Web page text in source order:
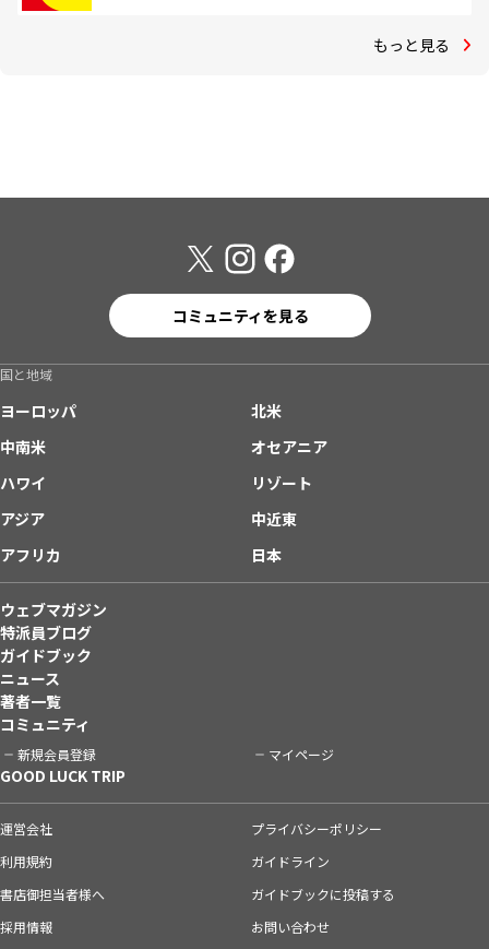
もっと見る
コミュニティを見る
国と地域
ヨーロッパ
北米
中南米
オセアニア
ハワイ
リゾート
アジア
中近東
アフリカ
日本
ウェブマガジン
特派員ブログ
ガイドブック
ニュース
著者一覧
コミュニティ
新規会員登録 マイページ
GOOD LUCK TRIP
運営会社
プライバシーポリシー
利用規約
ガイドライン
書店御担当者様へ
ガイドブックに投稿する
採用情報
お問い合わせ